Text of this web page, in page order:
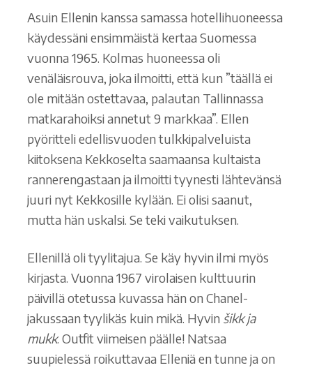
Asuin Ellenin kanssa samassa hotellihuoneessa
käydessäni ensimmäistä kertaa Suomessa
vuonna 1965. Kolmas huoneessa oli
venäläisrouva, joka ilmoitti, että kun ”täällä ei
ole mitään ostettavaa, palautan Tallinnassa
matkarahoiksi annetut 9 markkaa”. Ellen
pyöritteli edellisvuoden tulkkipalveluista
kiitoksena Kekkoselta saamaansa kultaista
rannerengastaan ja ilmoitti tyynesti lähtevänsä
juuri nyt Kekkosille kylään. Ei olisi saanut,
mutta hän uskalsi. Se teki vaikutuksen.
Ellenillä oli tyylitajua. Se käy hyvin ilmi myös
kirjasta. Vuonna 1967 virolaisen kulttuurin
päivillä otetussa kuvassa hän on Chanel-
jakussaan tyylikäs kuin mikä. Hyvin šikk ja
mukk. Outfit viimeisen päälle! Natsaa
suupielessä roikuttavaa Elleniä en tunne ja on